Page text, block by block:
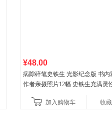
¥48.00
病隙碎笔史铁生 光影纪念版 书内
作者亲摄照片12幅 史铁生充满灵
加入购物车
收藏